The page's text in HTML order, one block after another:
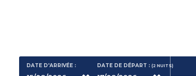
DATE D'ARRIVÉE : DATE DE DÉPART :(2NUITS)